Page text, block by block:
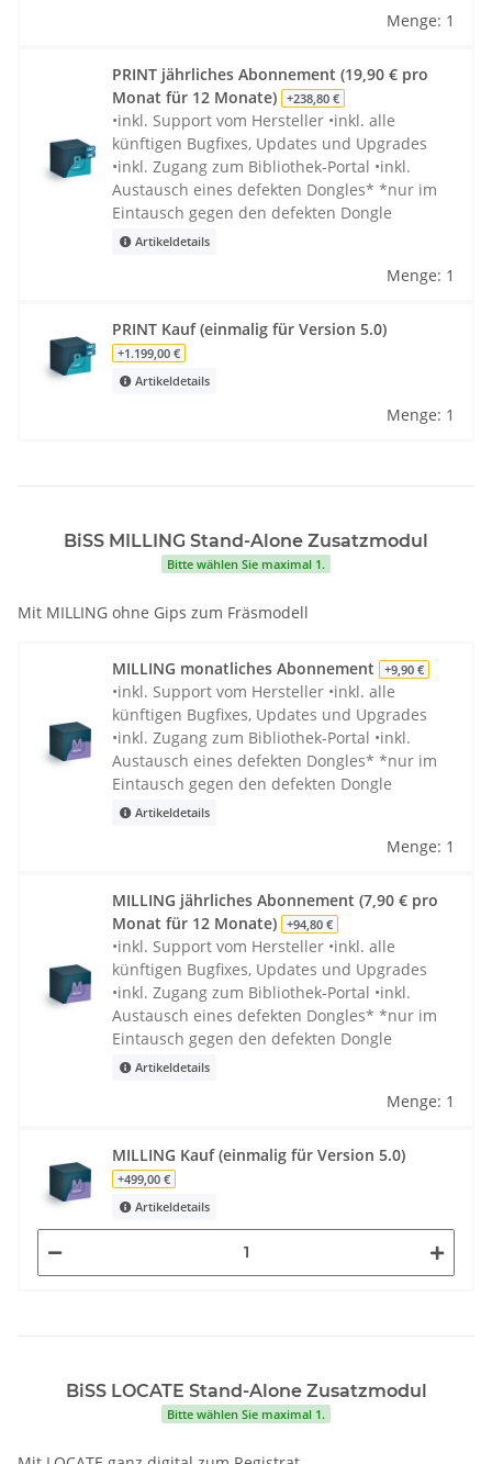
Menge: 1
PRINT jährliches Abonnement (19,90 € pro
Monat für 12 Monate)
+238,80 €
•inkl. Support vom Hersteller •inkl. alle
künftigen Bugfixes, Updates und Upgrades
•inkl. Zugang zum Bibliothek-Portal •inkl.
Austausch eines defekten Dongles* *nur im
Eintausch gegen den defekten Dongle
Artikeldetails
Menge: 1
PRINT Kauf (einmalig für Version 5.0)
+1.199,00 €
Artikeldetails
Menge: 1
BiSS MILLING Stand-Alone Zusatzmodul
Bitte wählen Sie maximal 1.
Mit MILLING ohne Gips zum Fräsmodell
MILLING monatliches Abonnement +9,90 €
•inkl. Support vom Hersteller •inkl. alle
künftigen Bugfixes, Updates und Upgrades
•inkl. Zugang zum Bibliothek-Portal •inkl.
Austausch eines defekten Dongles* *nur im
Eintausch gegen den defekten Dongle
Artikeldetails
Menge: 1
MILLING jährliches Abonnement (7,90 € pro
Monat für 12 Monate)
+94,80 €
•inkl. Support vom Hersteller •inkl. alle
künftigen Bugfixes, Updates und Upgrades
•inkl. Zugang zum Bibliothek-Portal •inkl.
Austausch eines defekten Dongles* *nur im
Eintausch gegen den defekten Dongle
Artikeldetails
Menge: 1
MILLING Kauf (einmalig für Version 5.0)
+499,00 €
Artikeldetails
BiSS LOCATE Stand-Alone Zusatzmodul
Bitte wählen Sie maximal 1.